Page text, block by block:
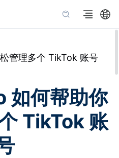
管理多个 TikTok 账号
如何帮助你
TikTok 账